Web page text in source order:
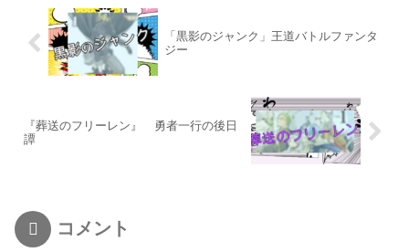
「黒影のジャンク」王道バトルファンタ
ジー
『葬送のフリーレン』 勇者一行の後日
譚
コメント